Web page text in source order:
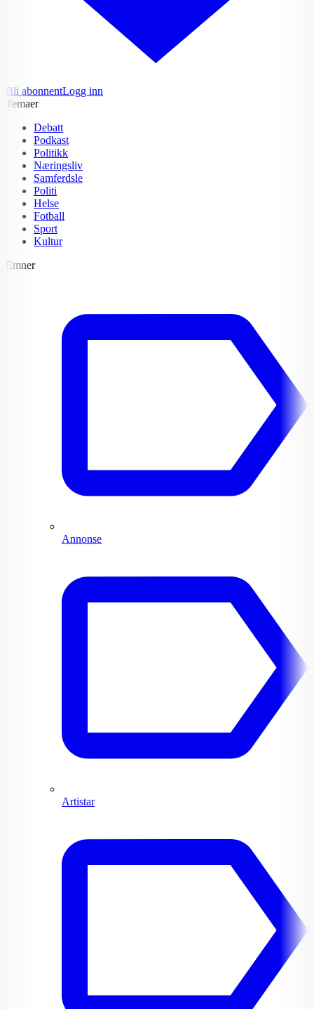
Bli abonnentLogg inn
Temaer
Debatt
Podkast
Politikk
Næringsliv
Samferdsle
Politi
Helse
Fotball
Sport
Kultur
Emner
Annonse
Artistar